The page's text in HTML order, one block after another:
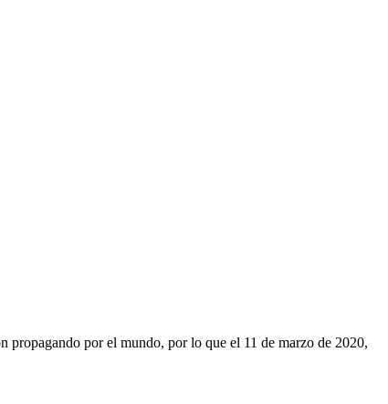
por el mundo, por lo que el 11 de marzo de 2020,